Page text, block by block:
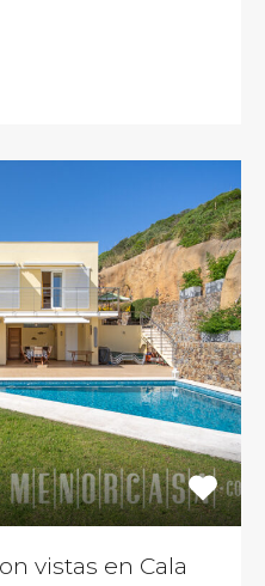
vistas en Cala